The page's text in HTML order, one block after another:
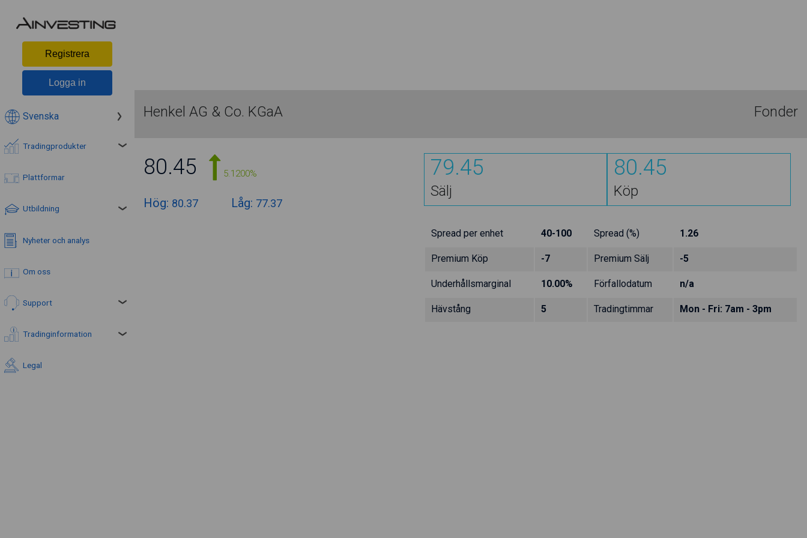
Registrera
Logga in
Svenska
Tradingprodukter
Plattformar
Utbildning
Nyheter och analys
Om oss
Support
Tradinginformation
Legal
Henkel AG & Co. KGaA Fonder
80.45 5.1200%
Hög: 80.37 Låg: 77.37
79.45
Sälj
80.45
Köp
Spread per enhet 40-100 Spread (%) 1.26
Premium Köp -7 Premium Sälj -5
Underhållsmarginal 10.00% Förfallodatum n/a
Hävstång 5 Tradingtimmar Mon - Fri: 7am - 3pm